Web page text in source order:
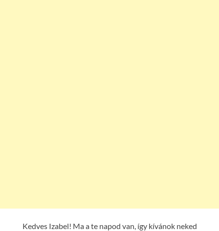
Kedves Izabel! Ma a te napod van, így kívánok neked